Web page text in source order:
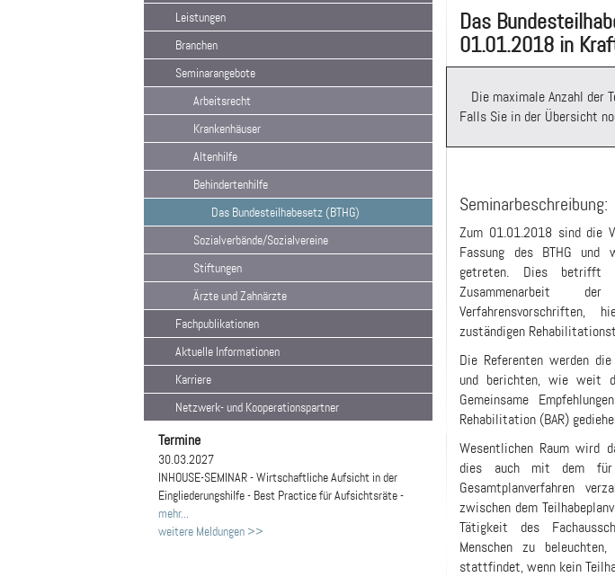
Leistungen
Branchen
Seminarangebote
Arbeitsrecht
Krankenhäuser
Altenhilfe
Behindertenhilfe
Das Bundesteilhabesetz (BTHG)
Sozialverbände/Sozialvereine
Stiftungen
Ärzte und Zahnärzte
Fachpublikationen
Aktuelle Informationen
Karriere
Netzwerk- und Kooperationspartner
Termine
30.03.2027
INHOUSE-SEMINAR - Wirtschaftliche Aufsicht in der
Eingliederungshilfe - Best Practice für Aufsichtsräte -
mehr...
weitere Meldungen
Das
01.01.2018 in
Die maximale Anzahl der
Falls Sie in der Übersicht
Seminarbeschreibung:
Zum 01.01.2018 sind die
Fassung des BTHG und
getreten. Dies betrifft
Zusammenarbeit
Verfahrensvorschriften,
zuständigen
Die Referenten werden
und berichten, wie weit
Gemeinsame
Rehabilitation (BAR)
Wesentlichen Raum wird
dies auch mit dem für
Gesamtplanverfahren
zwischen dem
Tätigkeit des
Menschen zu
stattfindet, wenn kein